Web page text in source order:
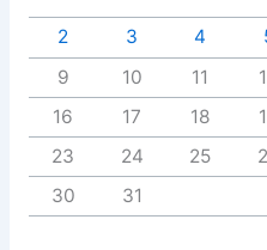
2
3 4
9
10 11
16
17 18
23
24 25
30
31